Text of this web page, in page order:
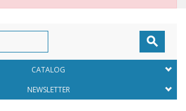

CATALOG
NEWSLETTER